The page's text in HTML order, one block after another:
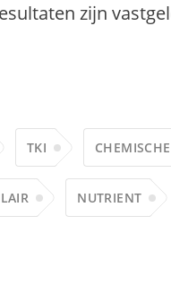
zijn
TKI
NUTRIENT